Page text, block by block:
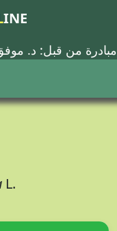
INE
مبادرة من قبل: د.
L.